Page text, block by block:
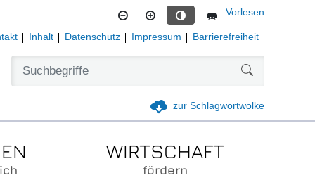
Kontrastmodus aktivieren
Vorlesen
Inhalt Datenschutz Impressum Barrierefreiheit
zur Schlagwortwolke
WIRTSCHAFT
fördern